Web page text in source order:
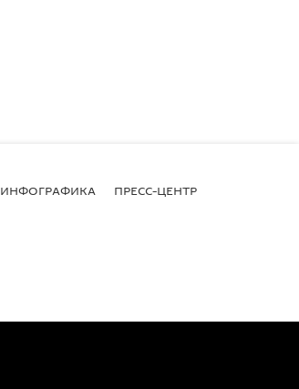
ИНФОГРАФИКА ПРЕСС-ЦЕНТР